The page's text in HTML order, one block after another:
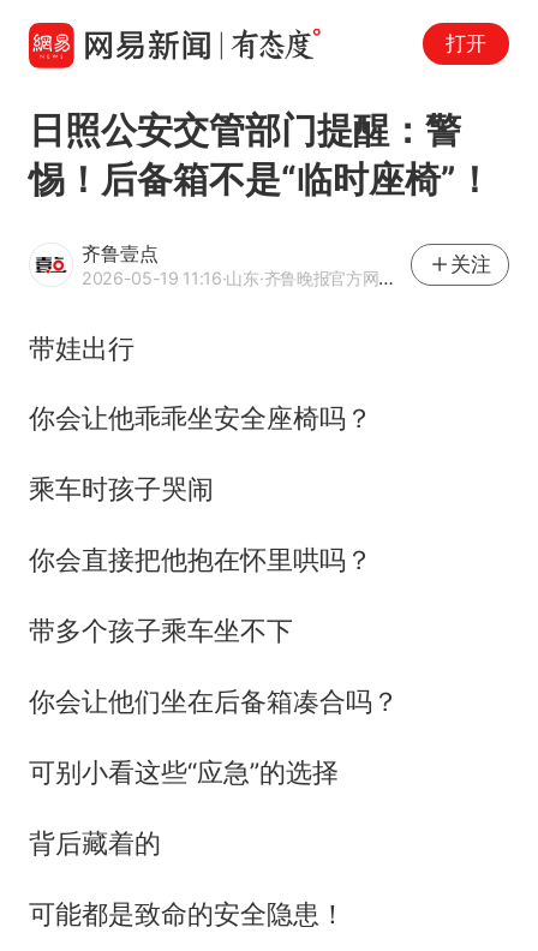
打开
日照公安交管部门提醒：警
惕！后备箱不是“临时座椅”！
齐鲁壹点
2026-05-19 11:16·山东·齐鲁晚报官方网易号
关注
带娃出行
你会让他乖乖坐安全座椅吗？
乘车时孩子哭闹
你会直接把他抱在怀里哄吗？
带多个孩子乘车坐不下
你会让他们坐在后备箱凑合吗？
可别小看这些“应急”的选择
背后藏着的
可能都是致命的安全隐患！